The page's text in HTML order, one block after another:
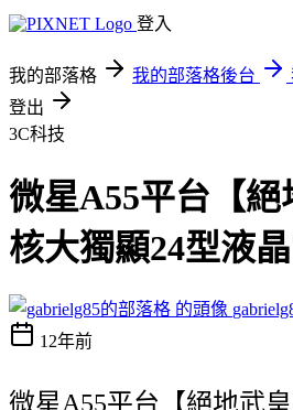
登入
我的部落格 我的部落格後台
登出
3C科技
微星A55平台【絕
核大獨顯24型液
12年前
微星A55平台【絕地武